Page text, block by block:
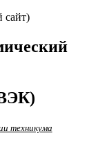
техникума